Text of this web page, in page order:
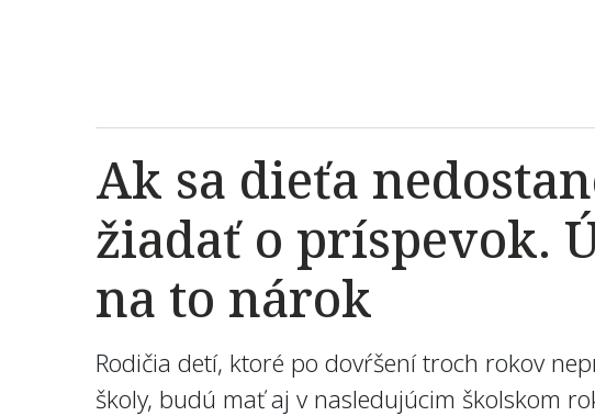
Ak sa dieťa
žiadať o príspevok.
na to nárok
Rodičia detí, ktoré po dovŕšení troch rokov
školy, budú mať aj v nasledujúcim školskom